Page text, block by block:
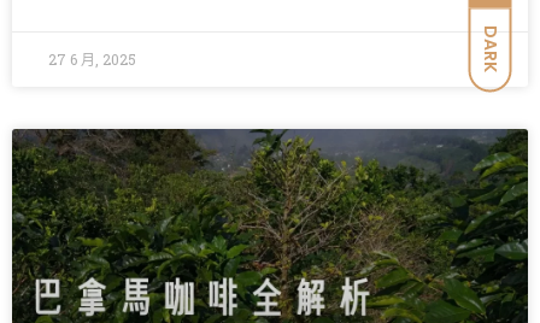
DARK
27 6 月, 2025